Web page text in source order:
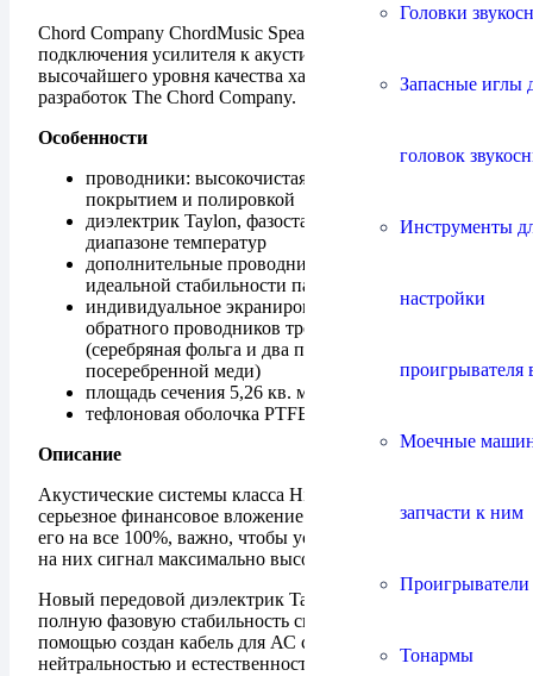
Головки
Запасные иглы
головок
Инструменты
настройки
проигрывателя
Моечные
запчасти к ним
Тонармы
Chord Company ChordMusic Speaker Cable — кабель для
подключения усилителя к акустическим системам
высочайшего уровня качества хай энд, вершина
разработок The Chord Company.
Особенности
проводники: высокочистая медь с серебряным
покрытием и полировкой
диэлектрик Taylon, фазостабильный в широком
диапазоне температур
дополнительные проводники Tuned ARAY для
идеальной стабильности параметров
индивидуальное экранирование прямого и
обратного проводников тройным экраном
(серебряная фольга и два плетеных рукава из
посеребренной меди)
площадь сечения 5,26 кв. мм
тефлоновая оболочка PTFE, диаметр 2 по 8 мм
Описание
Акустические системы класса High Еnd — это
серьезное финансовое вложение и чтобы использовать
его на все 100%, важно, чтобы усилитель мог передать
на них сигнал максимально высокого качества.
Новый передовой диэлектрик Taylon® обеспечивает
полную фазовую стабильность сигнала и с его
помощью создан кабель для АС с непревзойденной
нейтральностью и естественностью звучания.